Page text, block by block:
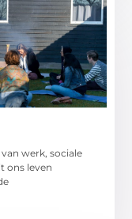
werk, sociale
ons leven